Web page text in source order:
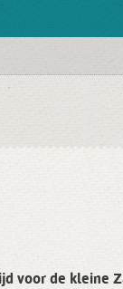
voor de kleine